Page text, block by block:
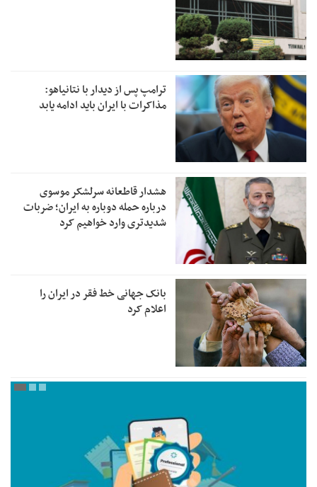
ترامپ پس از دیدار با نتانیاهو:
مذاکرات با ایران باید ادامه یابد
هشدار قاطعانه سرلشکر موسوی
درباره حمله دوباره به ایران؛ ضربات
شدیدتری وارد خواهیم کرد
بانک جهانی خط فقر در ایران را
اعلام کرد